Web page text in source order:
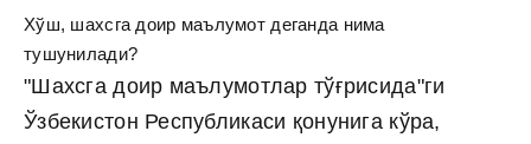
Хўш, шахсга доир маълумот деганда нима
тушунилади?
"Шахсга доир маълумотлар тўғрисида"ги
Ўзбекистон Республикаси қонунига кўра,